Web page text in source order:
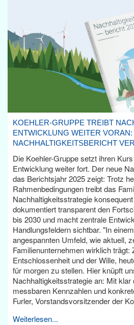
KOEHLER-GRUPPE TREIBT
ENTWICKLUNG WEITER
NACHHALTIGKEITSBERICHT
Die Koehler-Gruppe setzt ihren
Entwicklung weiter fort. Der neue
das Berichtsjahr 2025 zeigt: Trotz
Rahmenbedingungen treibt das
Nachhaltigkeitsstrategie
dokumentiert transparent den
bis 2030 und macht zentrale
Handlungsfeldern sichtbar. "In
angespannten Umfeld, wie aktuell,
Familienunternehmen wirklich trägt:
Entschlossenheit und der Wille,
für morgen zu stellen. Hier knüpft
Nachhaltigkeitsstrategie an: Mit klar
messbaren Kennzahlen und
Furler, Vorstandsvorsitzender der
Weiterlesen...